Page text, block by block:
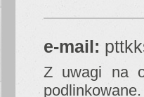
e-mail:
Z uwagi na
podlinkowane.